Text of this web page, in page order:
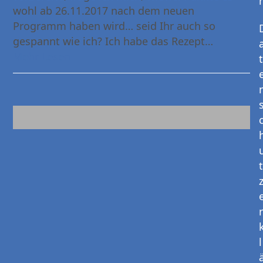
wohl ab 26.11.2017 nach dem neuen
Programm haben wird… seid Ihr auch so
gespannt wie ich? Ich habe das Rezept…
t
t
z
r
l